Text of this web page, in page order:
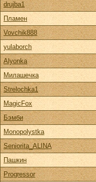
drujba1
Пламен
Vovchik888
yulaborch
Alyonka
Милашечка
Strelochka1
MagicFox
Бэмби
Monopolystka
Seniorita_ALINA
Пашкин
Progressor